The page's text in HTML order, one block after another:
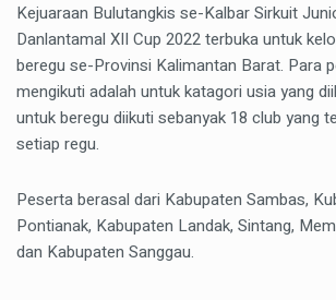
Kejuaraan Bulutangkis se-Kalbar Sirkuit
Danlantamal XII Cup 2022 terbuka untuk
beregu se-Provinsi Kalimantan Barat. Para
mengikuti adalah untuk katagori usia yang
untuk beregu diikuti sebanyak 18 club yang
setiap regu.
Peserta berasal dari Kabupaten Sambas,
Pontianak, Kabupaten Landak, Sintang,
dan Kabupaten Sanggau.